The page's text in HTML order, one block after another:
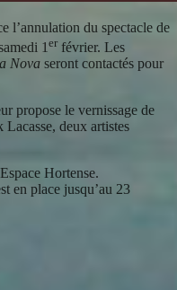
l’annulation du spectacle de
1 er février. Les
Nova seront contactés pour
propose le vernissage de
deux artistes
Hortense.
en place jusqu’au 23